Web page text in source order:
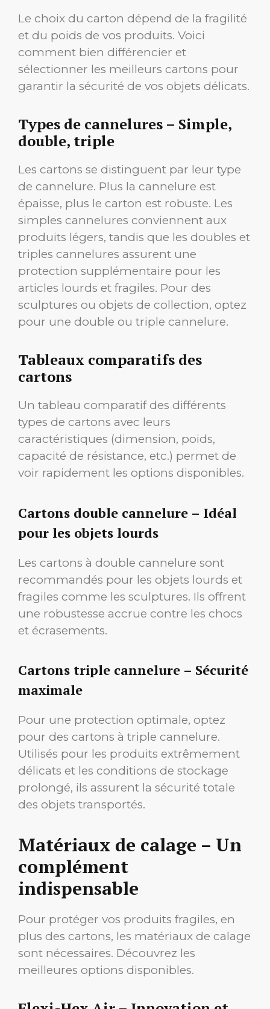
Le choix du carton dépend de la fragilité
et du poids de vos produits. Voici
comment bien différencier et
sélectionner les meilleurs cartons pour
garantir la sécurité de vos objets délicats.
Types de cannelures – Simple,
double, triple
Les cartons se distinguent par leur type
de cannelure. Plus la cannelure est
épaisse, plus le carton est robuste. Les
simples cannelures conviennent aux
produits légers, tandis que les doubles et
triples cannelures assurent une
protection supplémentaire pour les
articles lourds et fragiles. Pour des
sculptures ou objets de collection, optez
pour une double ou triple cannelure.
Tableaux comparatifs des
cartons
Un tableau comparatif des différents
types de cartons avec leurs
caractéristiques (dimension, poids,
capacité de résistance, etc.) permet de
voir rapidement les options disponibles.
Cartons double cannelure – Idéal
pour les objets lourds
Les cartons à double cannelure sont
recommandés pour les objets lourds et
fragiles comme les sculptures. Ils offrent
une robustesse accrue contre les chocs
et écrasements.
Cartons triple cannelure – Sécurité
maximale
Pour une protection optimale, optez
pour des cartons à triple cannelure.
Utilisés pour les produits extrêmement
délicats et les conditions de stockage
prolongé, ils assurent la sécurité totale
des objets transportés.
Matériaux de calage – Un
complément
indispensable
Pour protéger vos produits fragiles, en
plus des cartons, les matériaux de calage
sont nécessaires. Découvrez les
meilleures options disponibles.